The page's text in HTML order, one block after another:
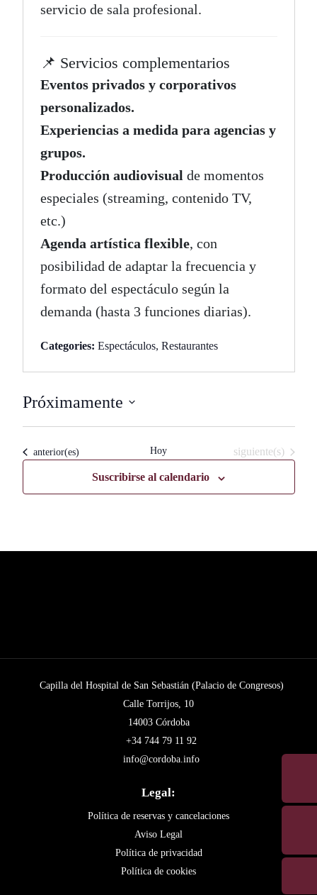
servicio de sala profesional.
📌 Servicios complementarios
Eventos privados y corporativos
personalizados.
Experiencias a medida para agencias y
grupos.
Producción audiovisualde momentos
especiales (streaming, contenido TV,
etc.)
Agenda artística flexible, con
posibilidad de adaptar la frecuencia y
formato del espectáculo según la
demanda (hasta 3 funciones diarias).
Categories: Espectáculos, Restaurantes
Próximamente
Seleccionar
Eventos
anterior(es) Hoy Eventos
siguiente(s)
Suscribirse al calendario
Capilla del Hospital de San Sebastián (Palacio de Congresos)
Calle Torrijos, 10
14003 Córdoba
+34 744 79 11 92
info@cordoba.info
Legal:
Política de reservas y cancelaciones
Aviso Legal
Política de privacidad
Política de cookies